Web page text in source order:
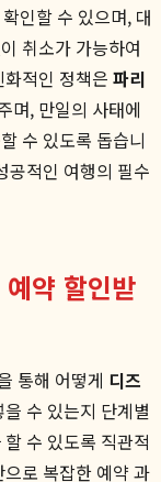
인할 수 있으며, 대
취소가 가능하여
적인 정책은 파리
며, 만일의 사태에
수 있도록 돕습니
공적인 여행의 필수
약 할인받
통해 어떻게 디즈
수 있는지 단계별
수 있도록 직관적
로 복잡한 예약 과